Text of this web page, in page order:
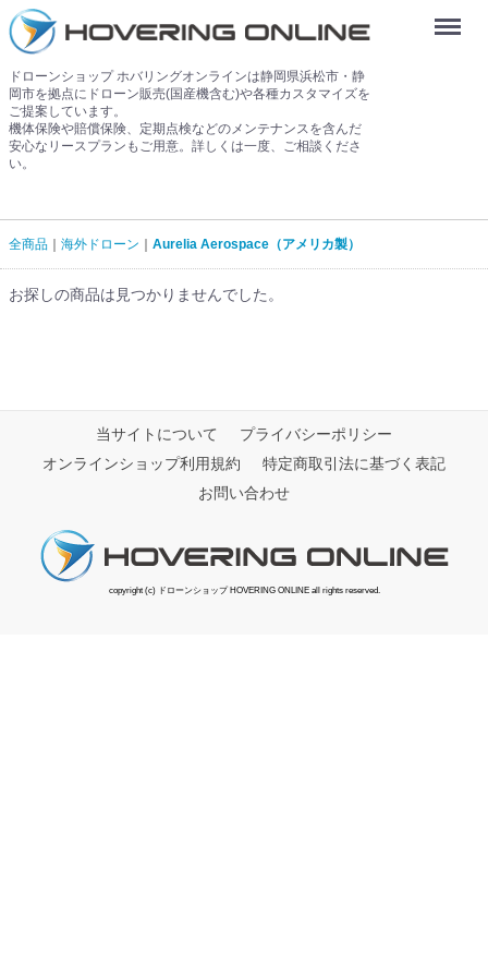
ドローンショップ ホバリングオンラインは静岡県浜松市・静
岡市を拠点にドローン販売(国産機含む)や各種カスタマイズを
ご提案しています。
機体保険や賠償保険、定期点検などのメンテナンスを含んだ
安心なリースプランもご用意。詳しくは一度、ご相談くださ
い。
Menu
全商品 海外ドローン Aurelia Aerospace（アメリカ製）
お探しの商品は見つかりませんでした。
当サイトについて
プライバシーポリシー
オンラインショップ利用規約
特定商取引法に基づく表記
お問い合わせ
copyright (c) ドローンショップ HOVERING ONLINE all rights reserved.